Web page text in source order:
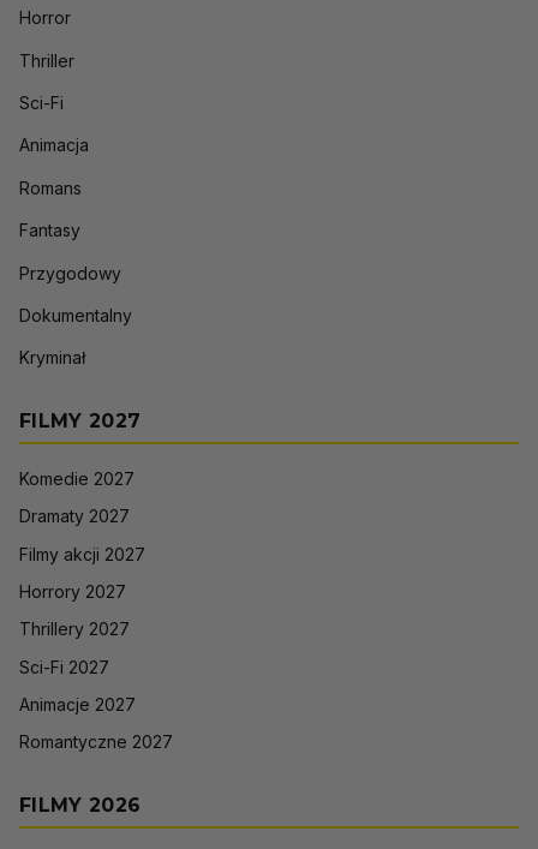
Horror
Thriller
Sci-Fi
Animacja
Romans
Fantasy
Przygodowy
Dokumentalny
Kryminał
FILMY 2027
Komedie 2027
Dramaty 2027
Filmy akcji 2027
Horrory 2027
Thrillery 2027
Sci-Fi 2027
Animacje 2027
Romantyczne 2027
FILMY 2026